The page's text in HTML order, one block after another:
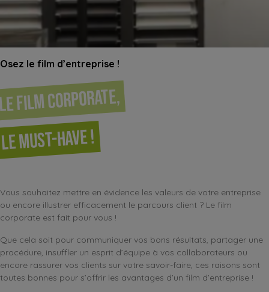
Osez le film d’entreprise !
film corporate,
le must-have !
Vous souhaitez mettre en évidence les valeurs de votre entreprise
ou encore illustrer efficacement le parcours client ? Le film
corporate est fait pour vous !
Que cela soit pour communiquer vos bons résultats, partager une
procédure, insuffler un esprit d’équipe à vos collaborateurs ou
encore rassurer vos clients sur votre savoir-faire, ces raisons sont
toutes bonnes pour s’offrir les avantages d’un film d’entreprise !